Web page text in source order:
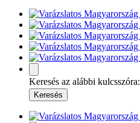
Keresés az alábbi kulcsszóra: